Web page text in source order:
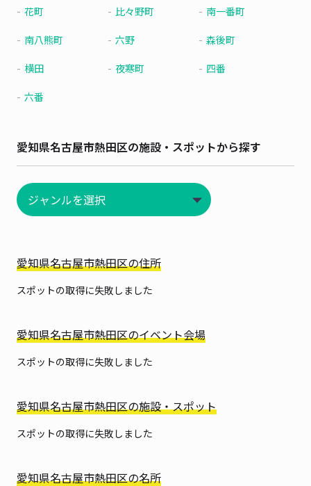
花町 比々野町 南一番町
南八熊町 六野 森後町
横田 夜寒町 四番
六番
愛知県名古屋市熱田区の施設・スポットから探す
愛知県名古屋市熱田区の住所
スポットの取得に失敗しました
愛知県名古屋市熱田区のイベント会場
スポットの取得に失敗しました
愛知県名古屋市熱田区の施設・スポット
スポットの取得に失敗しました
愛知県名古屋市熱田区の名所